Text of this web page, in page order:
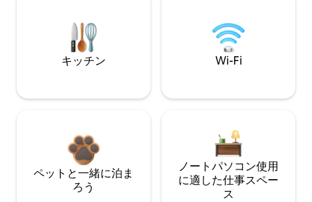
キッチン Wi-Fi
ペットと一緒に泊ま
ろう
ノートパソコン使用
に適した仕事スペー
ス